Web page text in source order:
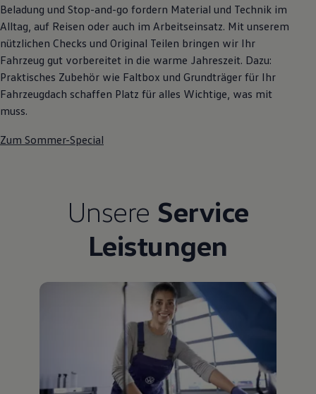
Beladung und Stop-and-go fordern Material und Technik im
Alltag, auf Reisen oder auch im Arbeitseinsatz. Mit unserem
nützlichen Checks und Original Teilen bringen wir Ihr
Fahrzeug gut vorbereitet in die warme Jahreszeit. Dazu:
Praktisches Zubehör wie Faltbox und Grundträger für Ihr
Fahrzeugdach schaffen Platz für alles Wichtige, was mit
muss.
Zum Sommer-Special
Unsere Service
Leistungen